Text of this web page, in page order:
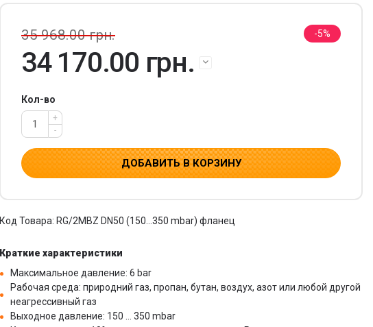
5
35 968.00 грн.
34 170.00 грн.
Кол-во
+
-
ДОБАВИТЬ В КОРЗИНУ
Код Товара: RG/2MBZ DN50 (150...350 mbar) фланец
Краткие характеристики
Максимальное давление: 6 bar
Рабочая среда: природний газ, пропан, бутан, воздух, азот или любой другой
неагрессивный газ
Выходное давление: 150 ... 350 mbar